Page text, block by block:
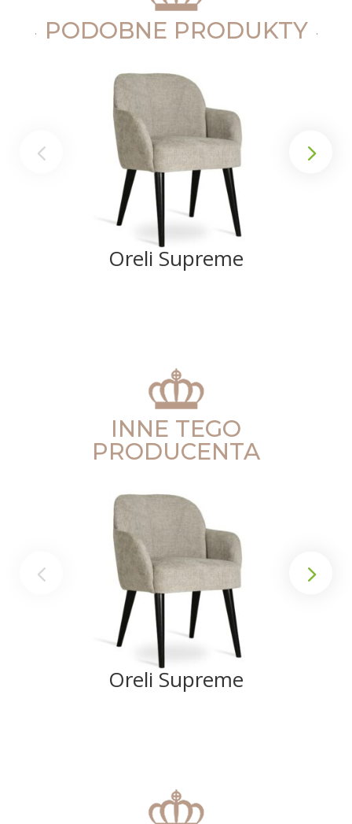
PODOBNE PRODUKTY
Oreli Supreme
INNE TEGO
PRODUCENTA
Oreli Supreme